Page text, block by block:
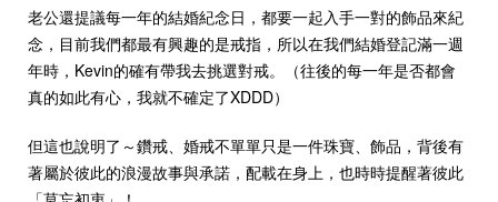
LANGUAGE
預約來店
老公還提議每一年的結婚紀念日，都要一起入手一對的飾品來紀
念，目前我們都最有興趣的是戒指，所以在我們結婚登記滿一週
年時，Kevin的確有帶我去挑選對戒。（往後的每一年是否都會
真的如此有心，我就不確定了XDDD）
但這也說明了～鑽戒、婚戒不單單只是一件珠寶、飾品，背後有
著屬於彼此的浪漫故事與承諾，配載在身上，也時時提醒著彼此